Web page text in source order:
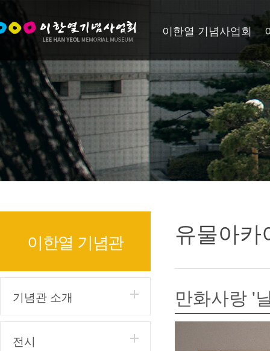
이한열 기념사업회
이한열 기념관
기념관 소개
전시
유물아카
만화사랑 '